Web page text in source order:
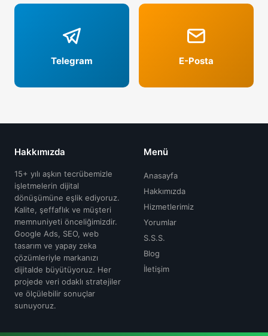
29 Nis 2026
Google Yerel Rehber Yorum Satın Al
Google Yorum Saldırısı
Oku →
29 Nis 2026
Google Yorum Ücreti
29 Nis 2026
Telegram E-Posta
Hakkımızda
15+ yılı aşkın tecrübemizle
işletmelerin dijital
dönüşümüne eşlik ediyoruz.
Kalite, şeffaflık ve müşteri
memnuniyeti önceliğimizdir.
Google Ads, SEO, web
tasarım ve yapay zeka
çözümleriyle markanızı
dijitalde büyütüyoruz. Her
projede veri odaklı stratejiler
ve ölçülebilir sonuçlar
sunuyoruz.
Menü
Anasayfa
Hakkımızda
Hizmetlerimiz
Yorumlar
S.S.S.
Blog
İletişim